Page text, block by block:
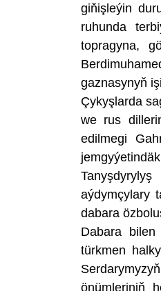
giňişleýin
ruhunda
topragyna,
gaznasynyň
Çykyşlarda
we rus
edilmegi
aýdymçylary
dabara
Dabara bilen
türkmen
önümleriniň